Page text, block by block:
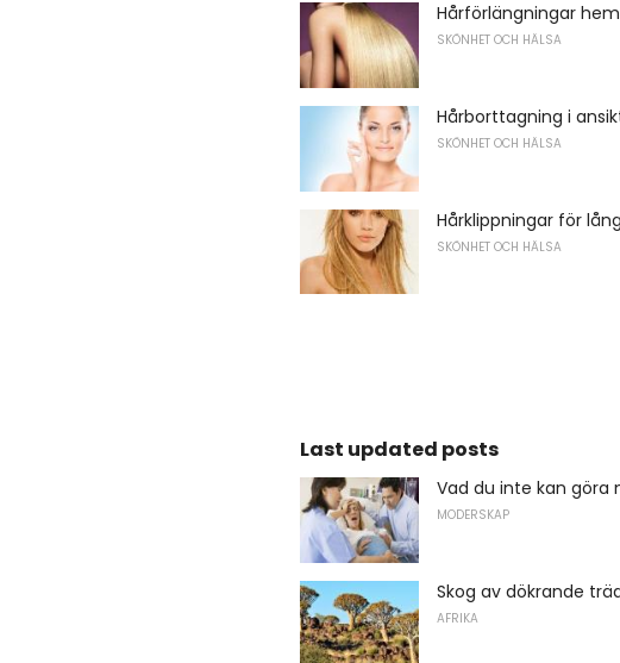
Hårförlängningar
SKÖNHET OCH HÄLSA
Hårborttagning i
SKÖNHET OCH HÄLSA
Hårklippningar för
SKÖNHET OCH HÄLSA
Last updated posts
Vad du inte kan göra
MODERSKAP
Skog av dökrande
AFRIKA